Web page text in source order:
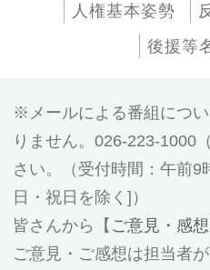
人権基本姿勢
後援等
メールによる番組につ
りません。026-223-1000
さい。（受付時間：午前9
日・祝日を除く]）
皆さんから【 ご意見・感
ご意見・ご感想は担当者